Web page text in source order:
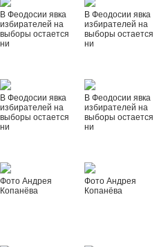
В Феодосии явка
избирателей на
выборы остается
ни
В Феодосии явка
избирателей на
выборы остается
ни
В Феодосии явка
избирателей на
выборы остается
ни
В Феодосии явка
избирателей на
выборы остается
ни
Фото Андрея
Копанёва
Фото Андрея
Копанёва